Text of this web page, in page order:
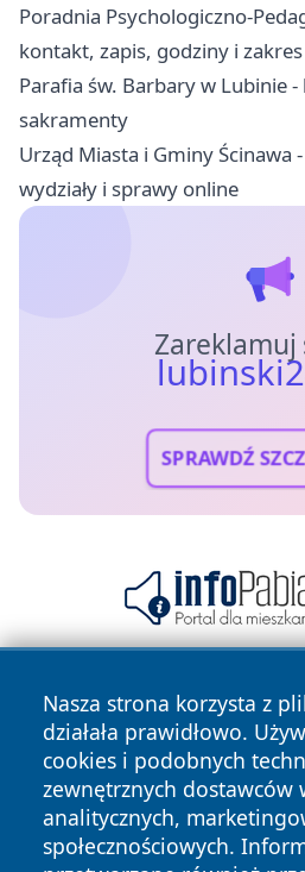
Poradnia Psychologiczno-
kontakt, zapis, godziny i
Parafia św. Barbary w Lubinie
sakramenty
Urząd Miasta i Gminy Ścinawa
wydziały i sprawy online
Zareklamuj
SPRAWDŹ
Nasza strona korzysta z
działała prawidłowo.
cookies i podobnych
zewnętrznych dostawców
analitycznych,
społecznościowych.
Copyright © 2026 lubinski24.pl